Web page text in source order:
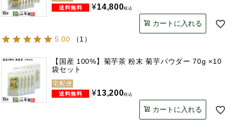
¥14,800税込
カートに入れる
5.00
（1 ）
【国産 100%】菊芋茶 粉末 菊芋パウダー 70g ×10
袋セット
宅配便
¥13,200税込
カートに入れる